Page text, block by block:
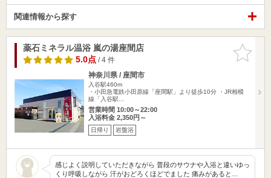
関連情報から探す
お気に入
りに追加
薬石ミネラル温浴 嵐の湯座間店
5.0点/ 4 件
神奈川県 / 座間市
入谷駅460m
・小田急電鉄小田原線「座間駅」より徒歩10分 ・JR相模
線「入谷駅…
営業時間 10:00～22:00
入浴料金 2,350円～
日帰り 岩盤浴
感じよく説明していただきながら 普段のサウナや入浴と違いゆっ
くり呼吸しながら 汗がおどろくほどでました 痛みがあると…